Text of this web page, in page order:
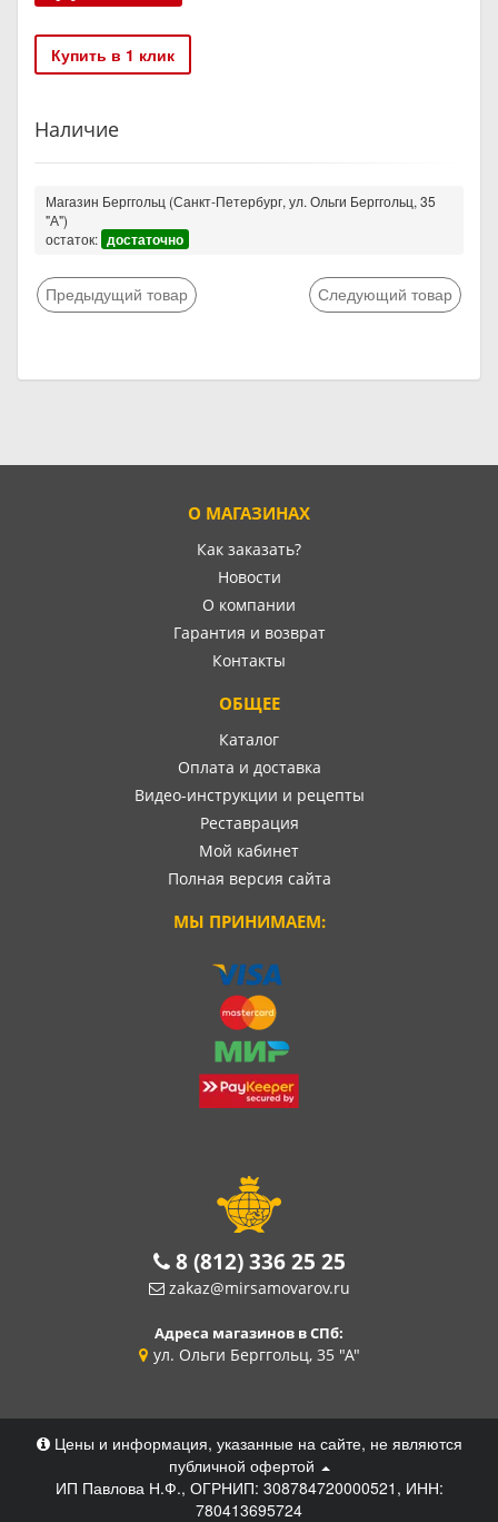
Купить в 1 клик
Наличие
Магазин Берггольц (Санкт-Петербург, ул. Ольги Берггольц, 35
"А")
остаток: достаточно
Предыдущий товар Следующий товар
О МАГАЗИНАХ
Как заказать?
Новости
О компании
Гарантия и возврат
Контакты
ОБЩЕЕ
Каталог
Оплата и доставка
Видео-инструкции и рецепты
Реставрация
Мой кабинет
Полная версия сайта
МЫ ПРИНИМАЕМ:
8 (812) 336 25 25
zakaz@mirsamovarov.ru
Адреса магазинов в СПб:
ул. Ольги Берггольц, 35 "А"
Цены и информация, указанные на сайте, не являются
публичной офертой
ИП Павлова Н.Ф., ОГРНИП: 308784720000521, ИНН:
780413695724